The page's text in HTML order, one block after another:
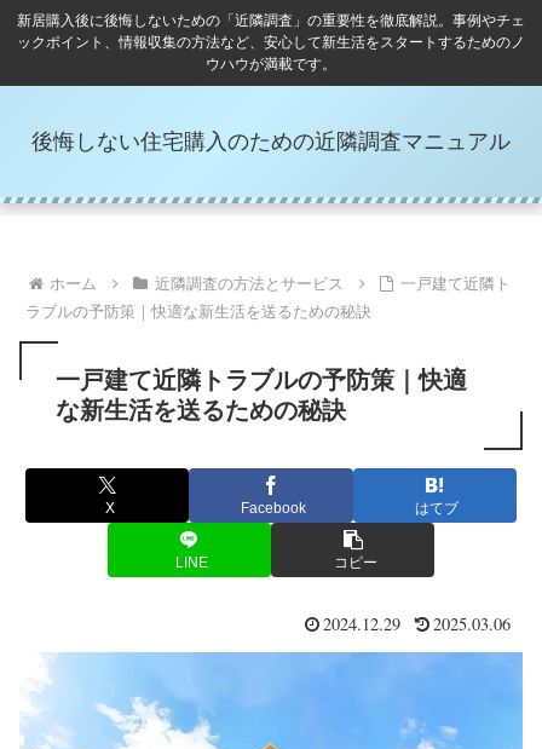
新居購入後に後悔しないための「近隣調査」の重要性を徹底解説。事例やチェ
ックポイント、情報収集の方法など、安心して新生活をスタートするためのノ
ウハウが満載です。
後悔しない住宅購入のための近隣調査マニュアル
ホーム 近隣調査の方法とサービス
一戸建て近隣ト
ラブルの予防策｜快適な新生活を送るための秘訣
一戸建て近隣トラブルの予防策｜快適
な新生活を送るための秘訣
X Facebook はてブ
LINE コピー
2024.12.29 2025.03.06